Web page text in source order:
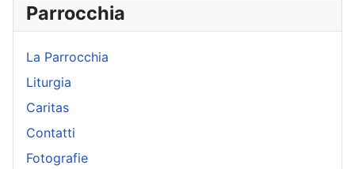
Parrocchia
La Parrocchia
Liturgia
Caritas
Contatti
Fotografie